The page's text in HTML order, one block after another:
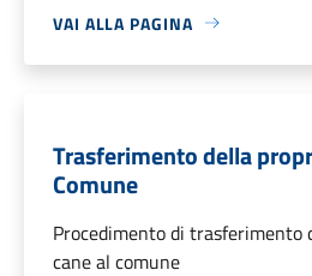
VAI ALLA PAGINA
Trasferimento della
Comune
Procedimento di trasferimento
cane al comune